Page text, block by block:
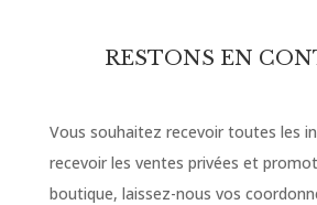
RESTONS EN
Vous souhaitez recevoir toutes les
recevoir les ventes privées et
boutique, laissez-nous vos